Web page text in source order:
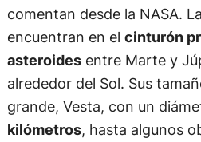
comentan desde la NASA.
encuentran en el cinturón
asteroidesentre Marte y
alrededor del Sol. Sus
grande, Vesta, con un
kilómetros, hasta algunos